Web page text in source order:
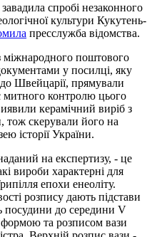
спробі незаконного
культури Кукутень-
пресслужба відомства.
міжнародного поштового
у посилці, яку
Швейцарії, прямували
митного контролю цього
керамічний виріб з
тож скерували його на
історії України.
на експертизу, - це
вироби характерні для
епохи енеоліту.
розпису дають підстави
посудини до середини V
формою та розписом вази